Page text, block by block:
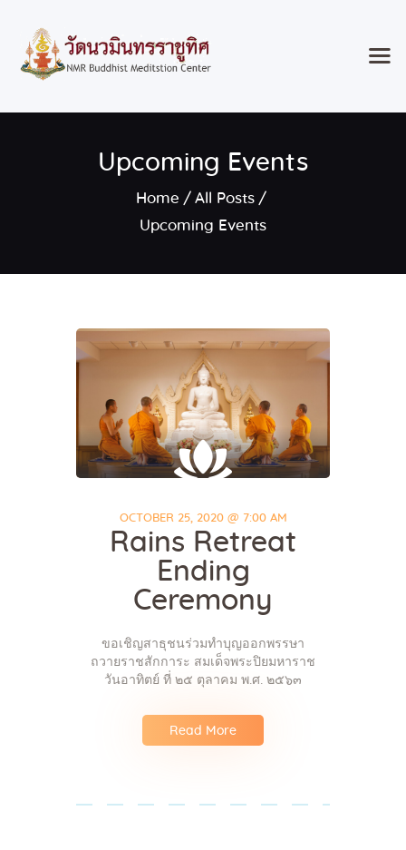
Upcoming Events
Home
All Posts
Upcoming Events
Classes & Events
About the Temple
OCTOBER 25, 2020 @ 7:00 AM
Rains Retreat
Ending
Ceremony
ขอเชิญสาธุชนร่วมทำบุญออกพรรษา
ถวายราชสักการะ สมเด็จพระปิยมหาราช
วันอาทิตย์ ที่ ๒๕ ตุลาคม พ.ศ. ๒๕๖๓
Read More